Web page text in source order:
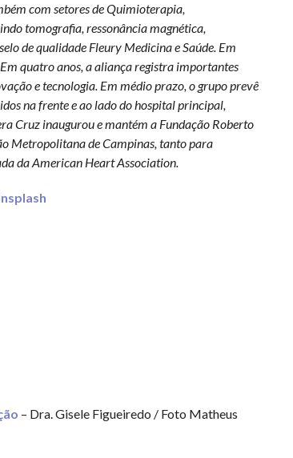
com setores de Quimioterapia,
tomografia, ressonância magnética,
de qualidade Fleury Medicina e Saúde. Em
quatro anos, a aliança registra importantes
e tecnologia. Em médio prazo, o grupo prevê
na frente e ao lado do hospital principal,
Cruz inaugurou e mantém a Fundação Roberto
Metropolitana de Campinas, tanto para
da American Heart Association.
– Dra. Gisele Figueiredo / Foto Matheus